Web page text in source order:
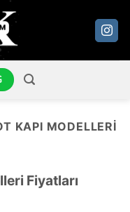
KAPI MODELLERI
Fiyatları